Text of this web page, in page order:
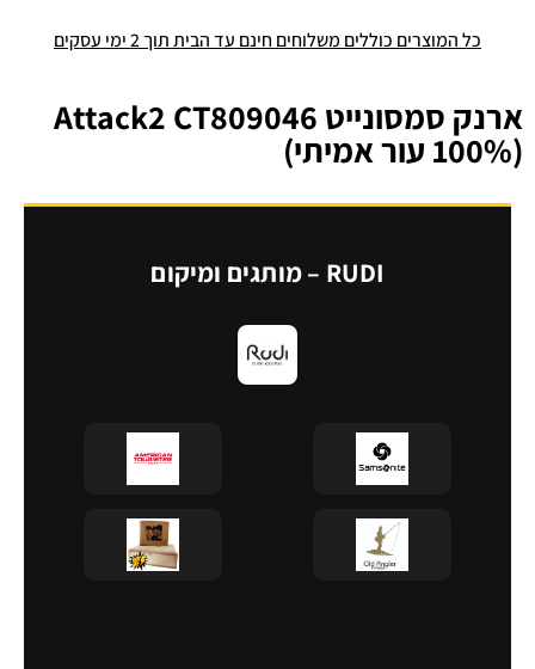
כל המוצרים כוללים משלוחים חינם עד הבית תוך 2 ימי עסקים
ארנק סמסונייט Attack2 CT809046
(100% עור אמיתי)
RUDI – מותגים ומיקום